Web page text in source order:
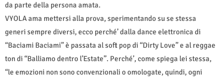
da parte della persona amata.
VYOLA ama mettersi alla prova, sperimentando su se stessa
generi sempre diversi, ecco perché’ dalla dance elettronica di
“Baciami Baciami” è passata al soft pop di “Dirty Love” e al reggae
ton di “Balliamo dentro l’Estate”. Perché’, come spiega lei stessa,
“le emozioni non sono convenzionali o omologate, quindi, ogni